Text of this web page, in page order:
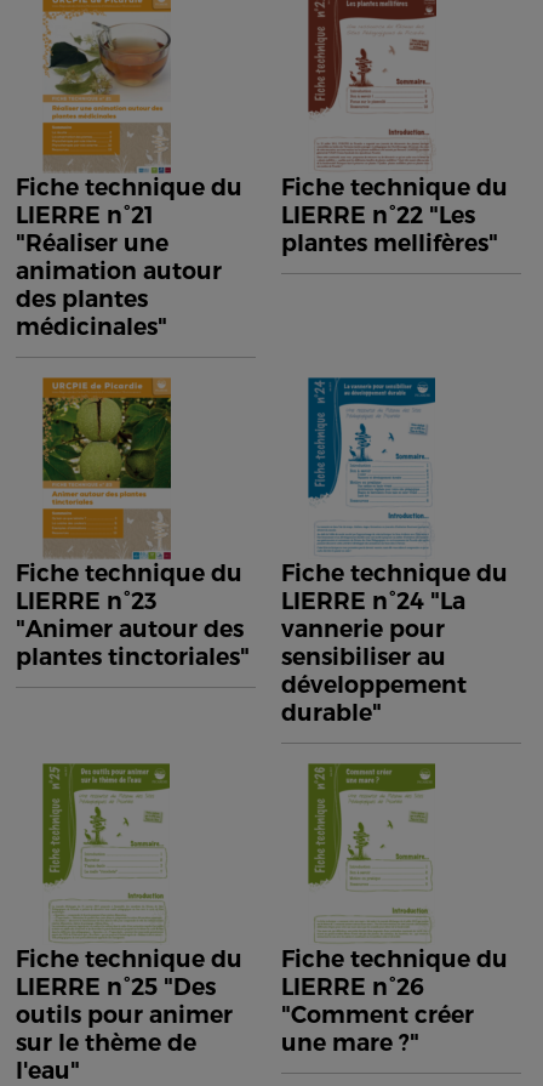
Fiche technique du
LIERRE n°21
"Réaliser une
animation autour
des plantes
médicinales"
Fiche technique du
LIERRE n°22 "Les
plantes mellifères"
Fiche technique du
LIERRE n°23
"Animer autour des
plantes tinctoriales"
Fiche technique du
LIERRE n°24 "La
vannerie pour
sensibiliser au
développement
durable"
Fiche technique du
LIERRE n°25 "Des
outils pour animer
sur le thème de
l'eau"
Fiche technique du
LIERRE n°26
"Comment créer
une mare ?"